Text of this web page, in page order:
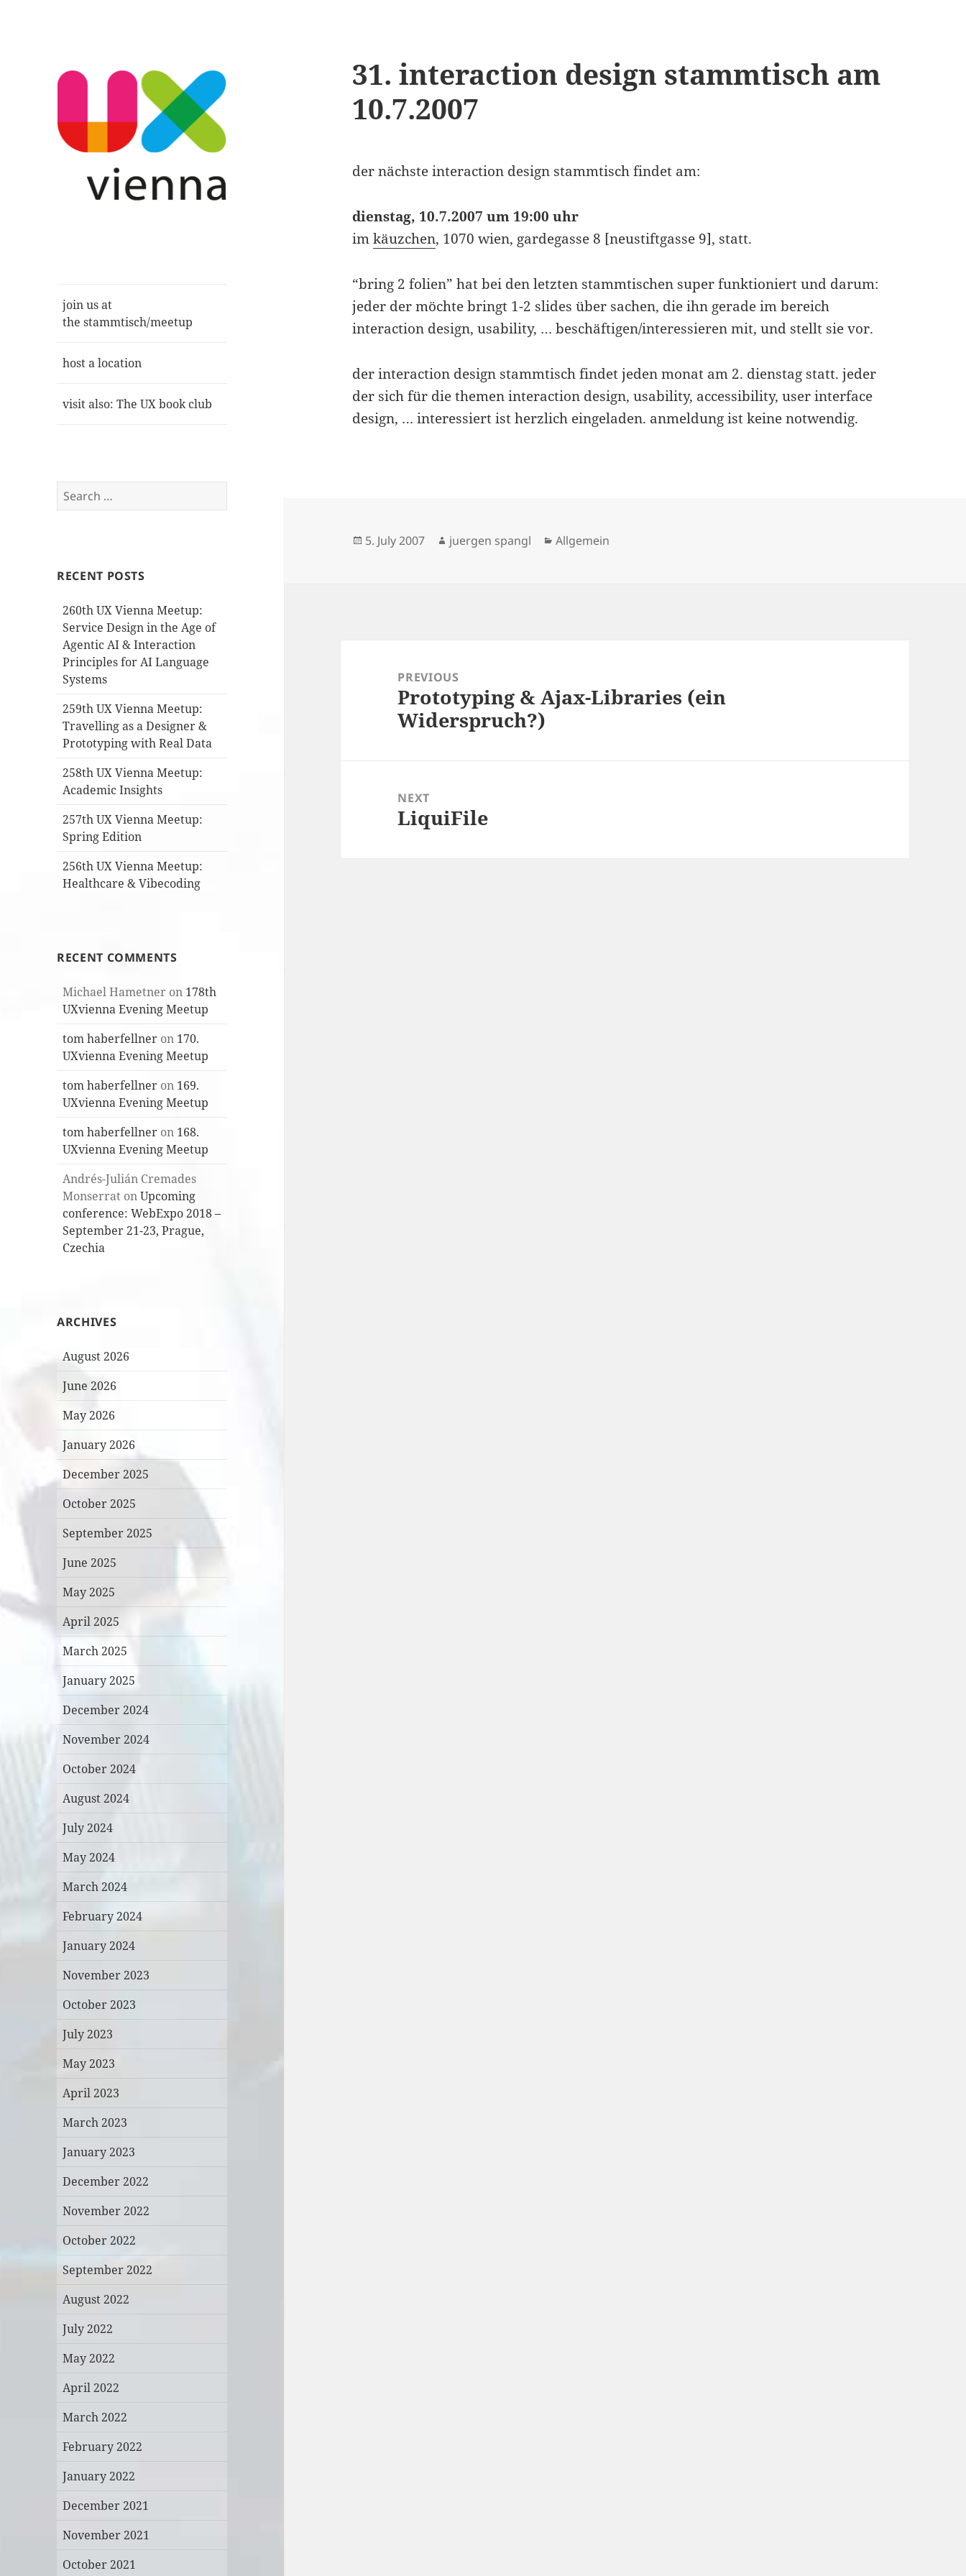
join us at
the stammtisch/meetup
host a location
visit also: The UX book club
Search
for:
RECENT POSTS
260th UX Vienna Meetup:
Service Design in the Age of
Agentic AI & Interaction
Principles for AI Language
Systems
259th UX Vienna Meetup:
Travelling as a Designer &
Prototyping with Real Data
258th UX Vienna Meetup:
Academic Insights
257th UX Vienna Meetup:
Spring Edition
256th UX Vienna Meetup:
Healthcare & Vibecoding
RECENT COMMENTS
Michael Hametner on 178th
UXvienna Evening Meetup
tom haberfellner on 170.
UXvienna Evening Meetup
tom haberfellner on 169.
UXvienna Evening Meetup
tom haberfellner on 168.
UXvienna Evening Meetup
Andrés-Julián Cremades
Monserrat onUpcoming
conference: WebExpo 2018 –
September 21-23, Prague,
Czechia
ARCHIVES
August 2026
June 2026
May 2026
January 2026
December 2025
October 2025
September 2025
June 2025
May 2025
April 2025
March 2025
January 2025
December 2024
November 2024
October 2024
August 2024
July 2024
May 2024
March 2024
February 2024
January 2024
November 2023
October 2023
July 2023
May 2023
April 2023
March 2023
January 2023
December 2022
November 2022
October 2022
September 2022
August 2022
July 2022
May 2022
April 2022
March 2022
February 2022
January 2022
December 2021
November 2021
October 2021
31. interaction design stammtisch am
10.7.2007
der nächste interaction design stammtisch findet am:
dienstag, 10.7.2007 um 19:00 uhr
imkäuzchen, 1070 wien, gardegasse 8 [neustiftgasse 9], statt.
“bring 2 folien” hat bei den letzten stammtischen super funktioniert und darum:
jeder der möchte bringt 1-2 slides über sachen, die ihn gerade im bereich
interaction design, usability, … beschäftigen/interessieren mit, und stellt sie vor.
der interaction design stammtisch findet jeden monat am 2. dienstag statt. jeder
der sich für die themen interaction design, usability, accessibility, user interface
design, … interessiert ist herzlich eingeladen. anmeldung ist keine notwendig.
Posted
5. July 2007 Author
juergen spangl Categories
Allgemein
navigationPREVIOUS
Previous
post:
Prototyping & Ajax-Libraries (ein
Widerspruch?)
NEXT
Next
LiquiFile